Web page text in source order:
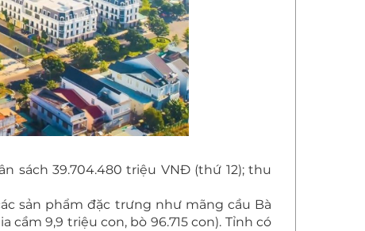
sách 39.704.480 triệu VNĐ (thứ 12); thu
sản phẩm đặc trưng như mãng cầu Bà
9,9 triệu con, bò 96.715 con). Tỉnh có